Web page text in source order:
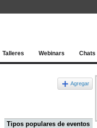
Talleres Webinars Chats
Agregar
Tipos populares de eventos